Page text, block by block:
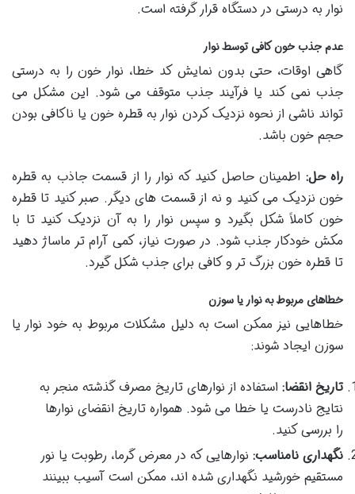
نوار به درستی در دستگاه قرار گرفته است.
عدم جذب خون کافی توسط نوار
گاهی اوقات، حتی بدون نمایش کد خطا، نوار خون را به درستی
جذب نمی کند یا فرآیند جذب متوقف می شود. این مشکل می
تواند ناشی از نحوه نزدیک کردن نوار به قطره خون یا ناکافی بودن
حجم خون باشد.
راه حل: اطمینان حاصل کنید که نوار را از قسمت جاذب به قطره
خون نزدیک می کنید و نه از قسمت های دیگر. صبر کنید تا قطره
خون کاملاً شکل بگیرد و سپس نوار را به آن نزدیک کنید تا با
مکش خودکار جذب شود. در صورت نیاز، کمی آرام تر ماساژ دهید
تا قطره خون بزرگ تر و کافی برای جذب شکل گیرد.
خطاهای مربوط به نوار یا سوزن
خطاهایی نیز ممکن است به دلیل مشکلات مربوط به خود نوار یا
سوزن ایجاد شوند:
تاریخ انقضا: استفاده از نوارهای تاریخ مصرف گذشته منجر به
نتایج نادرست یا خطا می شود. همواره تاریخ انقضای نوارها
را بررسی کنید.
نگهداری نامناسب: نوارهایی که در معرض گرما، رطوبت یا نور
مستقیم خورشید نگهداری شده اند، ممکن است آسیب ببینند